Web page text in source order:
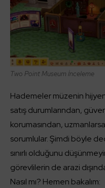
Two Point Museum İnceleme
Hademeler müzenin
satış durumlarından,
korumasından,
sorumlular. Şimdi böyle
sınırlı olduğunu
görevlilerin de arazi
Nasıl mı? Hemen bakalım: